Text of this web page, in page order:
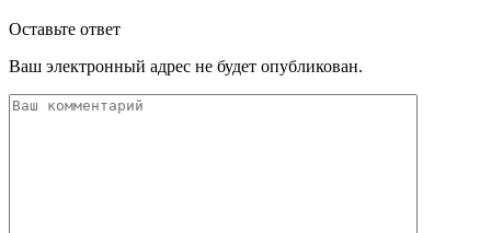
Оставьте ответ
Ваш электронный адрес не будет опубликован.